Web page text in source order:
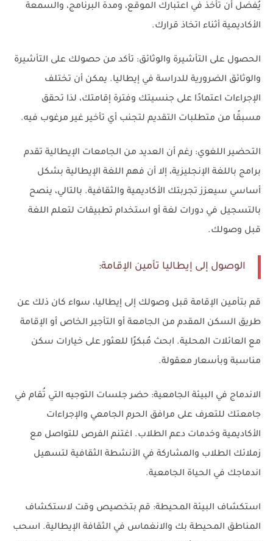
يُفضل أن تأخذ في اعتبارك الموقع، ومدة البرنامج، والسمعة
الأكاديمية أثناء اتخاذ قرارك.
الحصول على التأشيرة والوثائق: تأكد من حصولك على التأشيرة
والوثائق الضرورية للدراسة في إيطاليا. يمكن أن تختلف
الإجراءات اعتمادًا على جنسيتك وفترة إقامتك، لذا تحقق
مسبقًا من متطلبات التقديم لتجنب أي تأخير غير مرغوب فيه.
التحضير اللغوي: رغم أن العديد من الجامعات الإيطالية تقدم
برامج باللغة الإنجليزية، إلا أن فهم اللغة الإيطالية بشكل
أساسي سيعزز تجربتك الأكاديمية والثقافية. بالتالي، ينصح
بالتسجيل في دورات لغة أو استخدام تطبيقات لتعلم اللغة
قبل وصولك.
الوصول إلى إيطاليا تأمين الإقامة:
قم بتأمين الإقامة قبل وصولك إلى إيطاليا، سواء كان ذلك عن
طريق السكن المقدم من الجامعة أو التأجير الخاص أو الإقامة
مع العائلات المحلية. ابحث مُبكرًا للعثور على خيارات سكن
مناسبة وبأسعار معقولة.
الاندماج في البيئة الجامعية: حضر جلسات التوجيه التي تُقام في
جامعتك للتعرف على مرافق الحرم الجامعي والإجراءات
الأكاديمية وخدمات دعم الطلاب. اغتنم الفرص للتواصل مع
زملائك الطلاب والمشاركة في الأنشطة الثقافية لتسهيل
اندماجك في الحياة الجامعية.
استكشاف البيئة المحيطة: قم بتخصيص وقت لاستكشاف
المناطق المحيطة بك والانغماس في الثقافة الإيطالية. اسحب